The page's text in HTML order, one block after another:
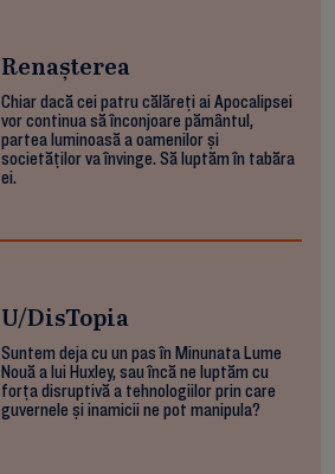
Renașterea
Chiar dacă cei patru călăreți ai Apocalipsei
vor continua să înconjoare pământul,
partea luminoasă a oamenilor și
societăților va învinge. Să luptăm în tabăra
ei.
U/DisTopia
Suntem deja cu un pas în Minunata Lume
Nouă a lui Huxley, sau încă ne luptăm cu
forța disruptivă a tehnologiilor prin care
guvernele și inamicii ne pot manipula?